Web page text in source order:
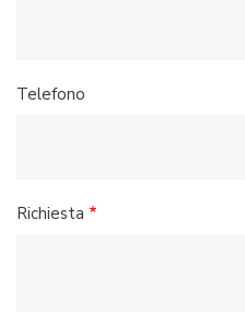
Telefono
Richiesta